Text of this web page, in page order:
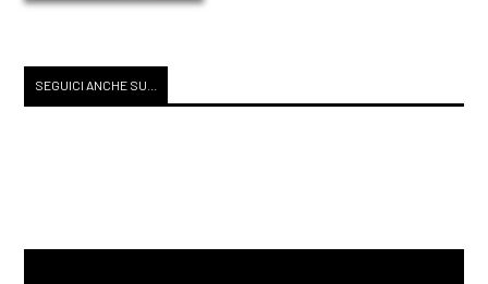
SEGUICI ANCHE SU...